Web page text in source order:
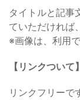
タイトルと記事
ていただければ
※画像は、利用
【リンクついて】
リンクフリーで